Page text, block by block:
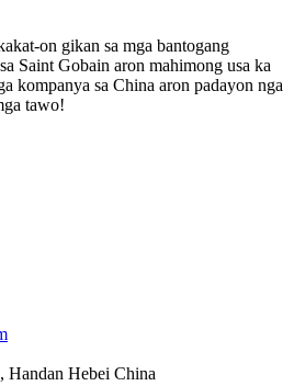
on gikan sa mga bantogang
Saint Gobain aron mahimong usa ka
kompanya sa China aron padayon nga
tawo!
Handan Hebei China